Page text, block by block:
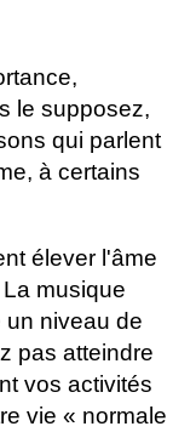
le supposez,
qui parlent
à certains
élever l'âme
musique
un niveau de
pas atteindre
vos activités
vie « normale